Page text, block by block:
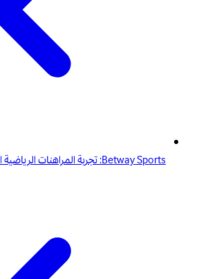
Betway Sports: تجربة المراهنات الرياضية الأفضل على الإنترنت